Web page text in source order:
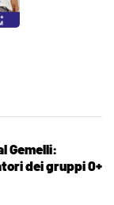
Gemelli:
dei gruppi 0+